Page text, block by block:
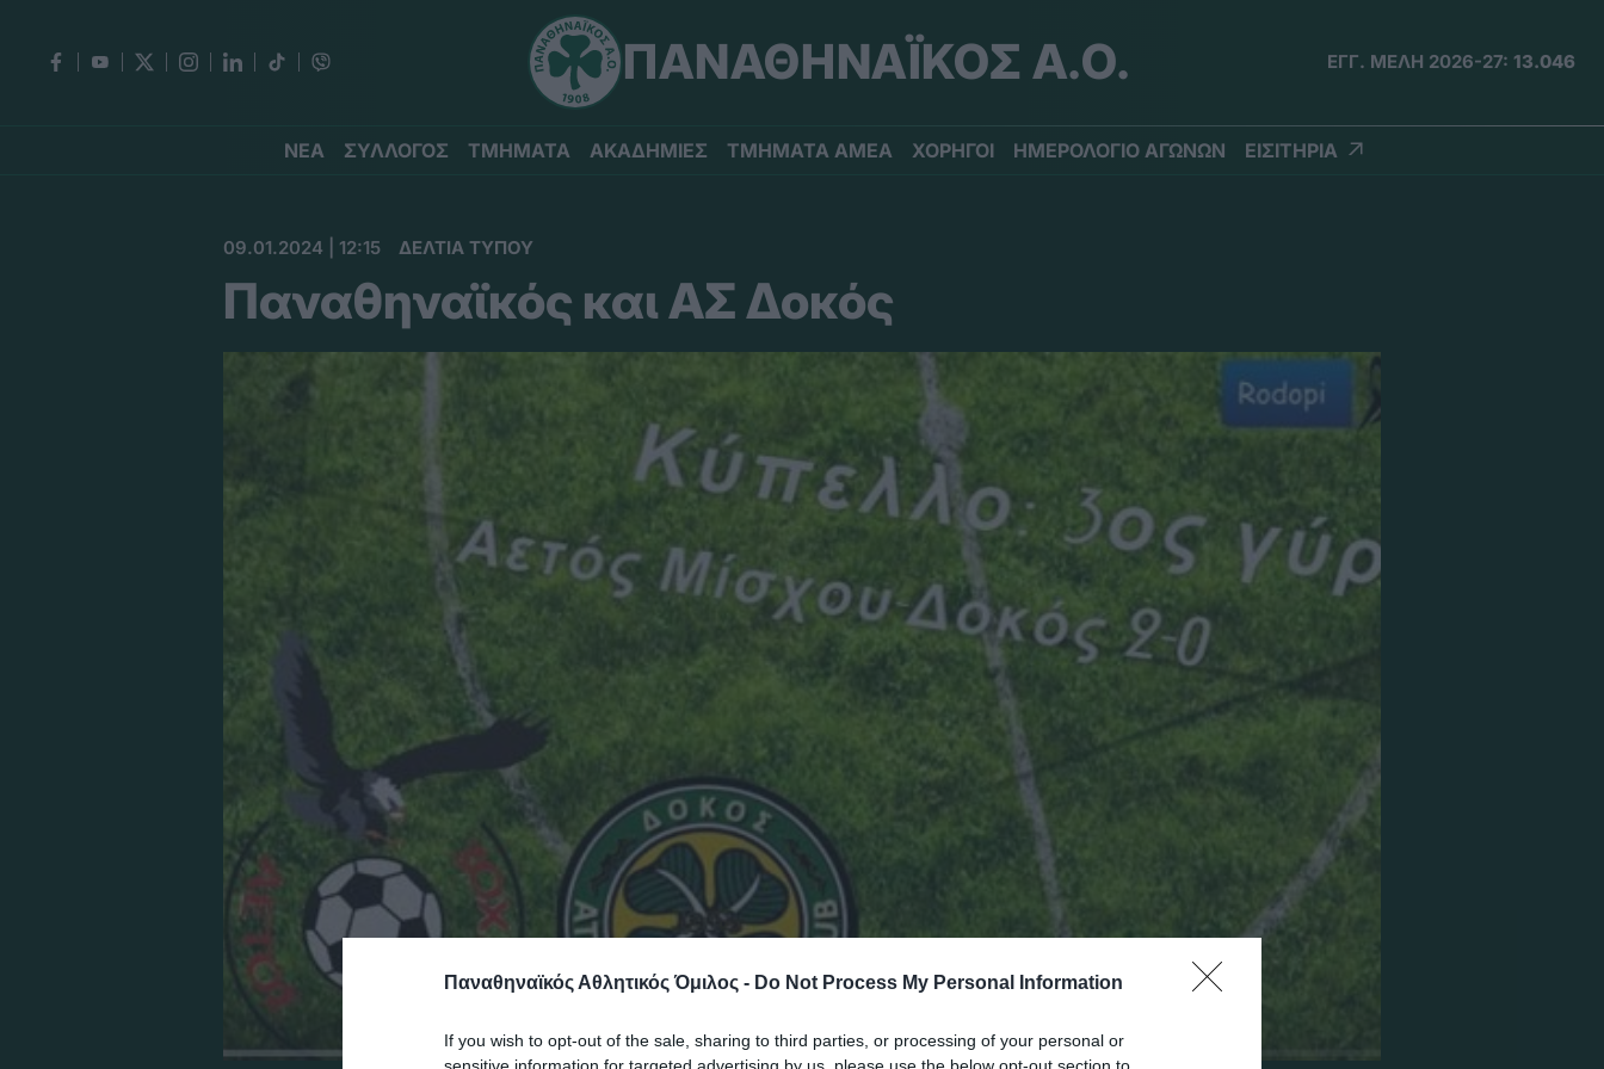
Παναθηναϊκός Αθλητικός Όμιλος - Do Not Process My Personal Information
If you wish to opt-out of the sale, sharing to third parties, or processing of your personal or
ΠΑΝΑΘΗΝΑΪΚΟΣ Α.Ο. ΕΓΓ. ΜΕΛΗ 2026-27: 13.046
ΝΕΑ ΣΥΛΛΟΓΟΣ ΤΜΗΜΑΤΑ ΑΚΑΔΗΜΙΕΣ ΤΜΗΜΑΤΑ ΑΜΕΑ ΧΟΡΗΓΟΙ ΗΜΕΡΟΛΟΓΙΟ ΑΓΩΝΩΝ ΕΙΣΙΤΗΡΙΑ
09.01.2024 | 12:15 ΔΕΛΤΙΑ ΤΥΠΟΥ
Παναθηναϊκός και ΑΣ Δοκός